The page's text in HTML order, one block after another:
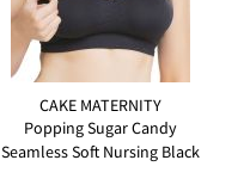
CAKE MATERNITY
Popping Sugar Candy
Seamless Soft Nursing Black